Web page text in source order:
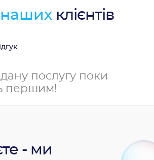
наших клієнтів
дану послугу поки
першим!
- ми